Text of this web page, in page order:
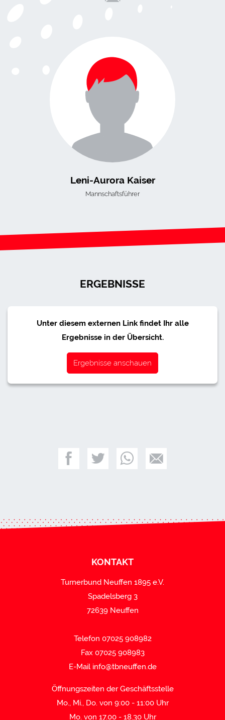
Leni-Aurora Kaiser
Mannschaftsführer
ERGEBNISSE
Unter diesem externen Link findet Ihr alle
Ergebnisse in der Übersicht.
Ergebnisse anschauen
KONTAKT
Turnerbund Neuffen 1895 e.V.
Spadelsberg 3
72639 Neuffen
Telefon 07025 908982
Fax 07025 908983
E-Mail info@tbneuffen.de
Öffnungszeiten der Geschäftsstelle
Mo., Mi., Do. von 9:00 - 11:00 Uhr
Mo. von 17.00 - 18.30 Uhr